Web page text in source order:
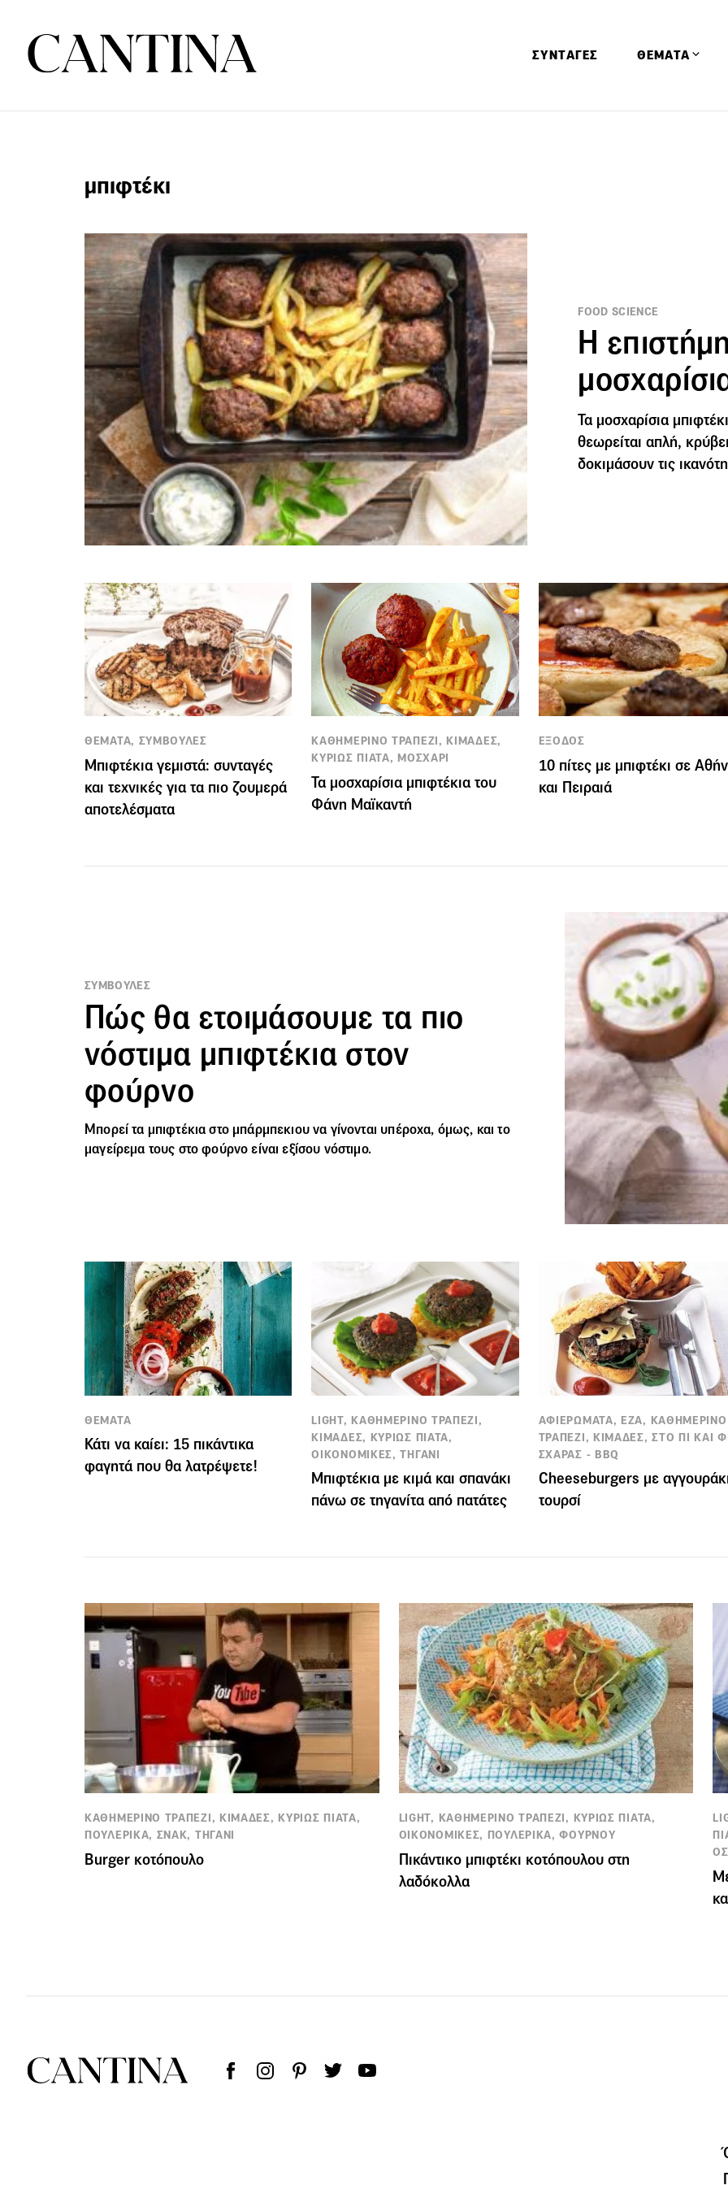
ΣΥΝΤΑΓΕΣ ΘΕΜΑΤΑ
μπιφτέκι
FOOD SCIENCE
Η
Τα μοσχαρίσια
θεωρείται απλή,
δοκιμάσουν τις
ΘΕΜΑΤΑ, ΣΥΜΒΟΥΛΕΣ
Μπιφτέκια γεμιστά: συνταγές
και τεχνικές για τα πιο ζουμερά
αποτελέσματα
ΚΑΘΗΜΕΡΙΝΟ ΤΡΑΠΕΖΙ, ΚΙΜΑΔΕΣ,
ΚΥΡΙΩΣ ΠΙΑΤΑ, ΜΟΣΧΑΡΙ
Τα μοσχαρίσια μπιφτέκια του
Φάνη Μαϊκαντή
ΕΞΟΔΟΣ
10 πίτες με μπιφτέκι σε
και Πειραιά
ΣΥΜΒΟΥΛΕΣ
Πώς θα ετοιμάσουμε τα πιο
νόστιμα μπιφτέκια στον
φούρνο
Μπορεί τα μπιφτέκια στο μπάρμπεκιου να γίνονται υπέροχα, όμως, και το
μαγείρεμα τους στο φούρνο είναι εξίσου νόστιμο.
ΘΕΜΑΤΑ
Κάτι να καίει: 15 πικάντικα
φαγητά που θα λατρέψετε!
LIGHT, ΚΑΘΗΜΕΡΙΝΟ ΤΡΑΠΕΖΙ,
ΚΙΜΑΔΕΣ, ΚΥΡΙΩΣ ΠΙΑΤΑ,
ΟΙΚΟΝΟΜΙΚΕΣ, ΤΗΓΑΝΙ
Μπιφτέκια με κιμά και σπανάκι
πάνω σε τηγανίτα από πατάτες
ΑΦΙΕΡΩΜΑΤΑ, ΕΖΑ, ΚΑΘΗΜΕΡΙΝΟ
ΤΡΑΠΕΖΙ, ΚΙΜΑΔΕΣ, ΣΤΟ ΠΙ ΚΑΙ
ΣΧΑΡΑΣ - BBQ
Cheeseburgers με
τουρσί
ΚΑΘΗΜΕΡΙΝΟ ΤΡΑΠΕΖΙ, ΚΙΜΑΔΕΣ, ΚΥΡΙΩΣ ΠΙΑΤΑ,
ΠΟΥΛΕΡΙΚΑ, ΣΝΑΚ, ΤΗΓΑΝΙ
Burger κοτόπουλο
LIGHT, ΚΑΘΗΜΕΡΙΝΟ ΤΡΑΠΕΖΙ, ΚΥΡΙΩΣ ΠΙΑΤΑ,
ΟΙΚΟΝΟΜΙΚΕΣ, ΠΟΥΛΕΡΙΚΑ, ΦΟΥΡΝΟΥ
Πικάντικο μπιφτέκι κοτόπουλου στη
λαδόκολλα